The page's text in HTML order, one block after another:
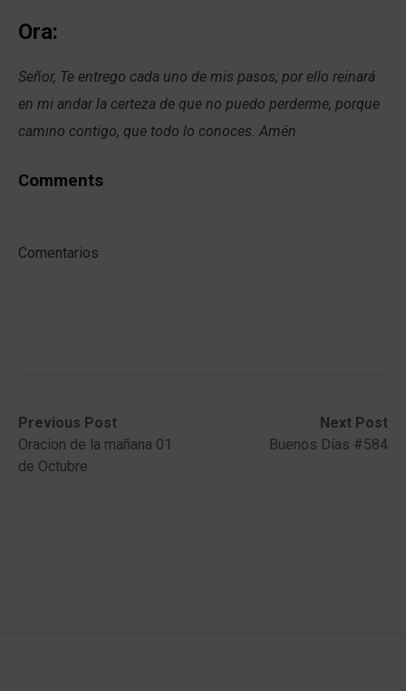
Ora:
Señor, Te entrego cada uno de mis pasos; por ello reinará
en mi andar la certeza de que no puedo perderme, porque
camino contigo, que todo lo conoces. Amén
Comments
Comentarios
Post
navigation
Previous Post
Previous
post:Oracion de la mañana 01
de Octubre
Next Post
Next
post:
Buenos Días #584